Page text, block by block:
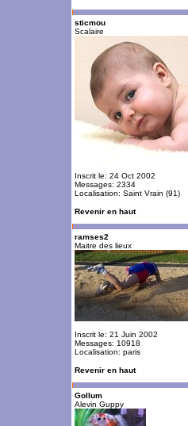
sticmou
Scalaire
Inscrit le: 24 Oct 2002
Messages: 2334
Localisation: Saint Vrain (91)
Revenir en haut
ramses2
Maitre des lieux
Inscrit le: 21 Juin 2002
Messages: 10918
Localisation: paris
Revenir en haut
Gollum
Alevin Guppy